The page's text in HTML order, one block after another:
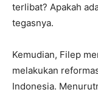
terlibat? Apakah
tegasnya.
Kemudian, Filep
melakukan
Indonesia.